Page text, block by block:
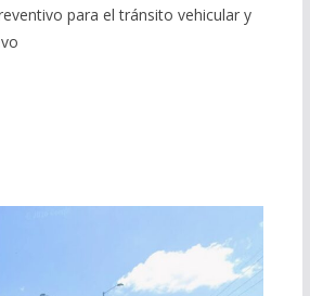
para el tránsito vehicular y